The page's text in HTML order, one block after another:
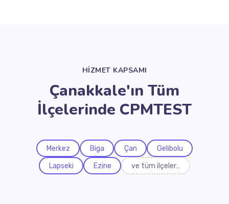
HİZMET KAPSAMI
Çanakkale'ın Tüm
İlçelerinde CPMTEST
Merkez Biga Çan
Gelibolu
Lapseki
Ezine ve tüm ilçeler…